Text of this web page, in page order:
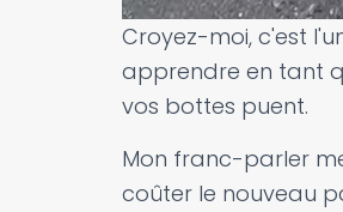
Croyez-moi, c'est
apprendre en tant
vos bottes puent.
Mon franc-parler
coûter le nouveau